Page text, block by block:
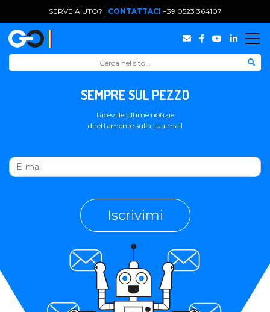
SERVE AIUTO? | CONTATTACI +39 0523 364107
SEMPRE SUL PEZZO
Ricevi le ultime notizie
direttamente sulla tua mail
Iscrivimi